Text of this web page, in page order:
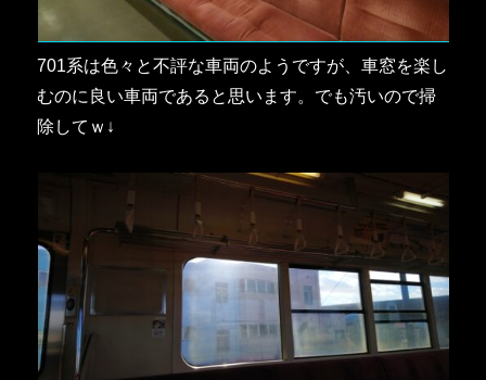
701系は色々と不評な車両のようですが、車窓を楽し
むのに良い車両であると思います。でも汚いので掃
除してｗ↓